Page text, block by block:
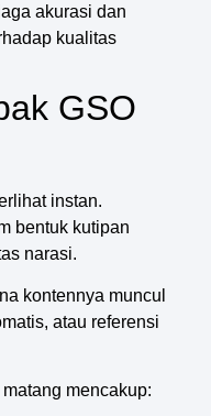
akurasi dan
kualitas
GSO
instan.
bentuk kutipan
narasi.
kontennya muncul
atau referensi
mencakup: